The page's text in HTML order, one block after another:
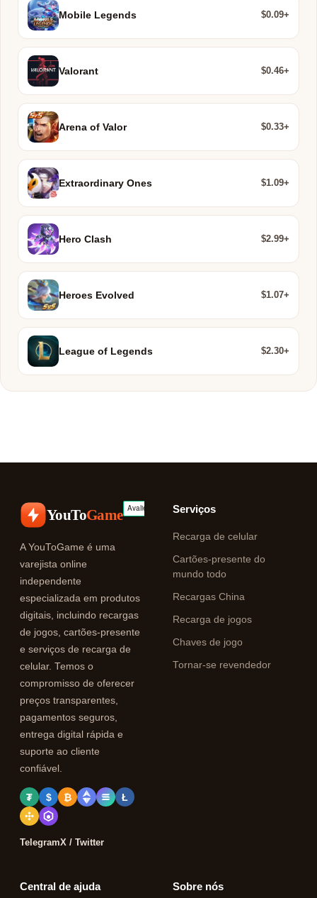
Mobile Legends $0.09+
Valorant $0.46+
Arena of Valor $0.33+
Extraordinary Ones $1.09+
Hero Clash $2.99+
Heroes Evolved $1.07+
League of Legends $2.30+
YouToGame
A YouToGame é uma
varejista online
independente
especializada em produtos
digitais, incluindo recargas
de jogos, cartões-presente
e serviços de recarga de
celular. Temos o
compromisso de oferecer
preços transparentes,
pagamentos seguros,
entrega digital rápida e
suporte ao cliente
confiável.
₮ $ ₿ Ł
TelegramX / Twitter
Serviços
Recarga de celular
Cartões-presente do
mundo todo
Recargas China
Recarga de jogos
Chaves de jogo
Tornar-se revendedor
Central de ajuda Sobre nós